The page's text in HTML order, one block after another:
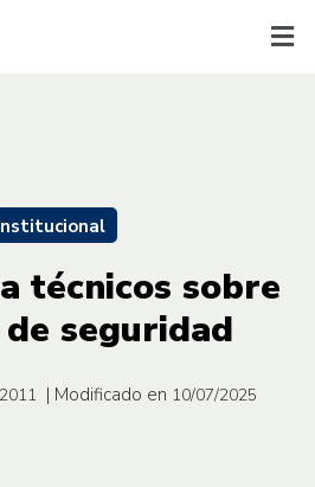
técnicos sobre
seguridad
| Modificado en 10/07/2025